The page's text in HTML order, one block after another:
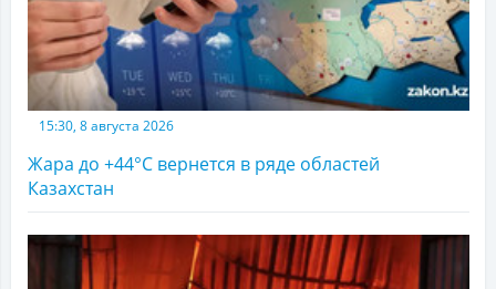
15:30, 8 августа 2026
Жара до +44°С вернется в ряде областей
Казахстан